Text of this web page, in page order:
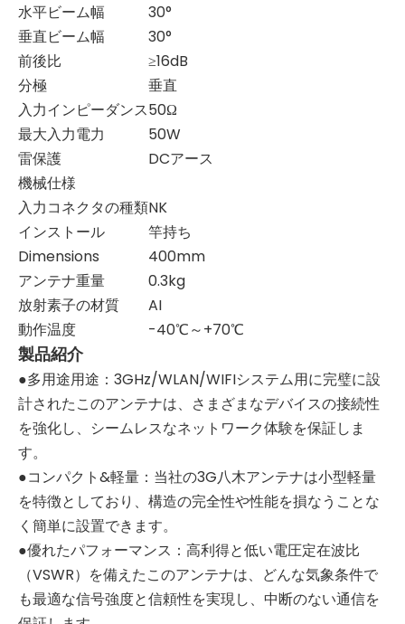
水平ビーム幅
30°
垂直ビーム幅
30°
前後比
≥16dB
分極
垂直
入力インピーダンス50Ω
最大入力電力
50W
雷保護
DCアース
機械仕様
入力コネクタの種類NK
インストール
竿持ち
Dimensions
400mm
アンテナ重量
0.3kg
放射素子の材質
AI
動作温度
-40℃～+70℃
製品紹介
●多用途用途：3GHz/WLAN/WIFIシステム用に完璧に設
計されたこのアンテナは、さまざまなデバイスの接続性
を強化し、シームレスなネットワーク体験を保証しま
す。
●コンパクト&軽量：当社の3G八木アンテナは小型軽量
を特徴としており、構造の完全性や性能を損なうことな
く簡単に設置できます。
●優れたパフォーマンス：高利得と低い電圧定在波比
（VSWR）を備えたこのアンテナは、どんな気象条件で
も最適な信号強度と信頼性を実現し、中断のない通信を